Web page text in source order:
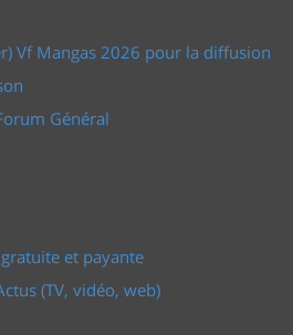
Vf Mangas 2026 pour la diffusion
Général
et payante
(TV, vidéo, web)